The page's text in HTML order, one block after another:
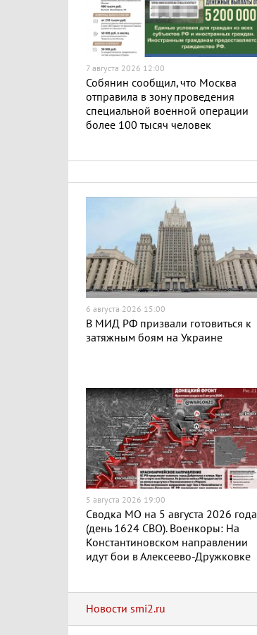
7 августа 2026 12:00
Собянин сообщил, что Москва
отправила в зону проведения
специальной военной операции
более 100 тысяч человек
6 августа 2026 15:00
В МИД РФ призвали готовиться к
затяжным боям на Украине
5 августа 2026 19:00
Сводка МО на 5 августа 2026 года
(день 1624 СВО). Военкоры: На
Константиновском направлении
идут бои в Алексеево-Дружковке
Новости smi2.ru